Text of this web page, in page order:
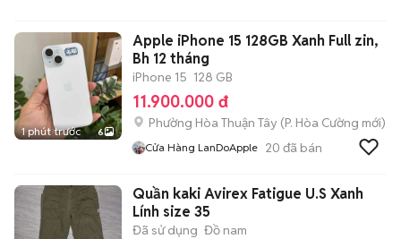
1 phút trước 6
Apple iPhone 15 128GB Xanh Full zin,
Bh 12 tháng
iPhone 15 128 GB
11.900.000 đ
Phường Hòa Thuận Tây (P. Hòa Cường mới)
Cửa Hàng LanDoApple 20 đã bán
Quần kaki Avirex Fatigue U.S Xanh
Lính size 35
Đã sử dụng Đồ nam